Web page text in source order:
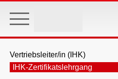
main
Vertriebsleiter/in (IHK)
IHK-Zertifikatslehrgang